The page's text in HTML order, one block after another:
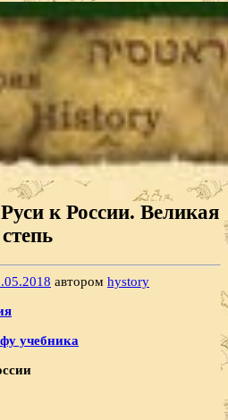
к России. Великая
степь
автором hystory
учебника